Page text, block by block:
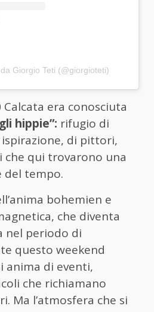
Giorgio Teti (@giorgioteti)
Calcata era conosciuta
hippie”: rifugio di
di pittori,
che qui trovarono una
del tempo.
bohemien e
che diventa
nel periodo di
questo weekend
anima di eventi,
che richiamano
Ma l’atmosfera che si